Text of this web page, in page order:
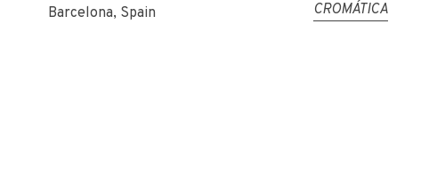
Barcelona, Spain
CROMÁTICA